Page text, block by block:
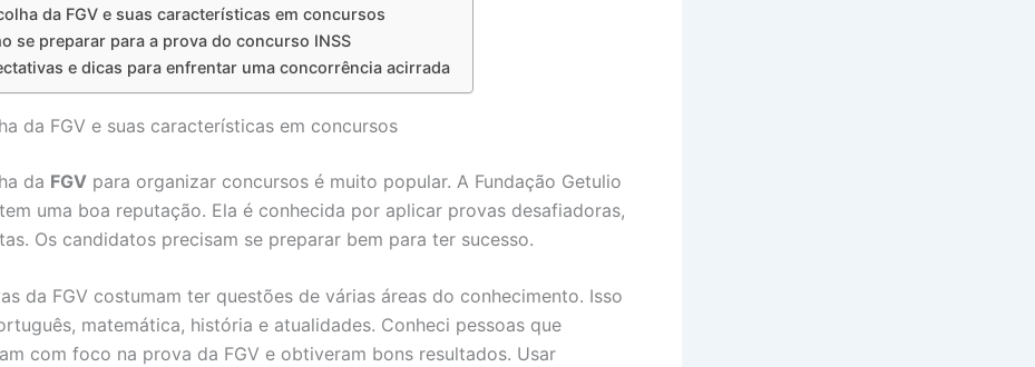
da FGV e suas características em concursos
se preparar para a prova do concurso INSS
e dicas para enfrentar uma concorrência acirrada
da FGV e suas características em concursos
da FGV para organizar concursos é muito popular. A Fundação Getulio
uma boa reputação. Ela é conhecida por aplicar provas desafiadoras,
Os candidatos precisam se preparar bem para ter sucesso.
da FGV costumam ter questões de várias áreas do conhecimento. Isso
matemática, história e atualidades. Conheci pessoas que
com foco na prova da FGV e obtiveram bons resultados. Usar